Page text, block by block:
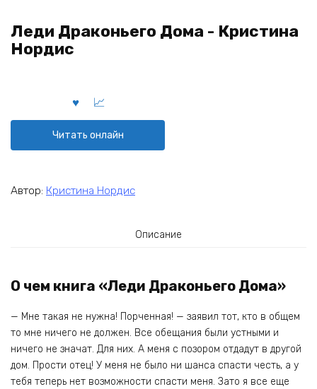
Леди Драконьего Дома - Кристина
Нордис
Читать онлайн
Автор: Кристина Нордис
Описание
О чем книга «Леди Драконьего Дома»
— Мне такая не нужна! Порченная! — заявил тот, кто в общем
то мне ничего не должен. Все обещания были устными и
ничего не значат. Для них. А меня с позором отдадут в другой
дом. Прости отец! У меня не было ни шанса спасти честь, а у
тебя теперь нет возможности спасти меня. Зато я все еще